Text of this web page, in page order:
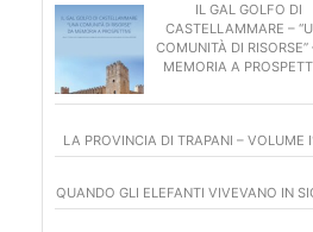
IL GAL GOLFO DI
CASTELLAMMARE –
COMUNITÀ DI RISORSE”
MEMORIA A
LA PROVINCIA DI TRAPANI – VOLUME
QUANDO GLI ELEFANTI VIVEVANO IN